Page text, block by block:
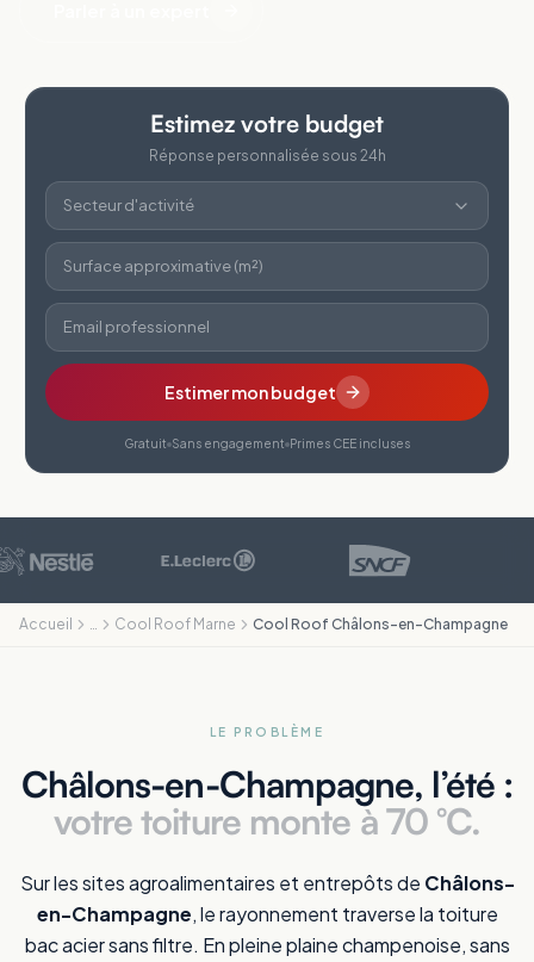
Estimez votre budget
Réponse personnalisée sous 24h
Secteur d'activité
Surface approximative (m²)
Email professionnel
Estimer mon budget
Gratuit Sans engagement Primes CEE incluses
Accueil … Cool Roof Marne Cool Roof Châlons-en-Champagne
LE PROBLÈME
Châlons-en-Champagne, l’été :
votre toiture monte à 70 °C.
Sur les sites agroalimentaires et entrepôts de Châlons-
en-Champagne, le rayonnement traverse la toiture
bac acier sans filtre. En pleine plaine champenoise, sans